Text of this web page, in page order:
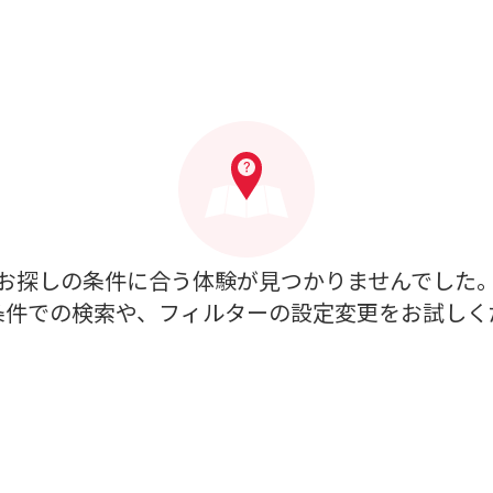
探しの条件に合う体験が見つかりませんでした。
での検索や、フィルターの設定変更をお試しく